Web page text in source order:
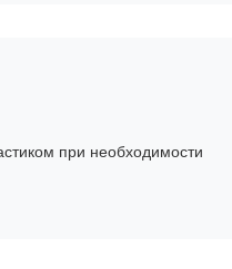
при необходимости